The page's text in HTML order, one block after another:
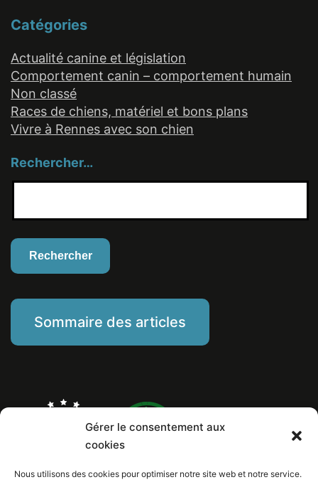
Gérer le consentement aux
cookies
Nous utilisons des cookies pour optimiser notre site web et notre service.
Catégories
Actualité canine et législation
Comportement canin – comportement humain
Non classé
Races de chiens, matériel et bons plans
Vivre à Rennes avec son chien
Rechercher…
Sommaire des articles